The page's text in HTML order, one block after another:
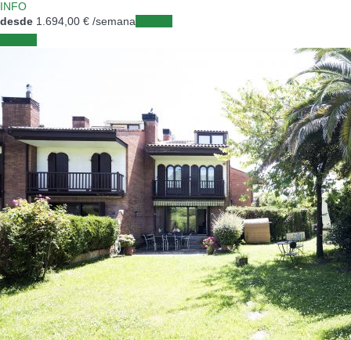
INFO
desde 1.694, 00 € /semana